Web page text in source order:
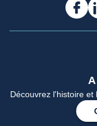
Accueil
Découvrez l'histoire